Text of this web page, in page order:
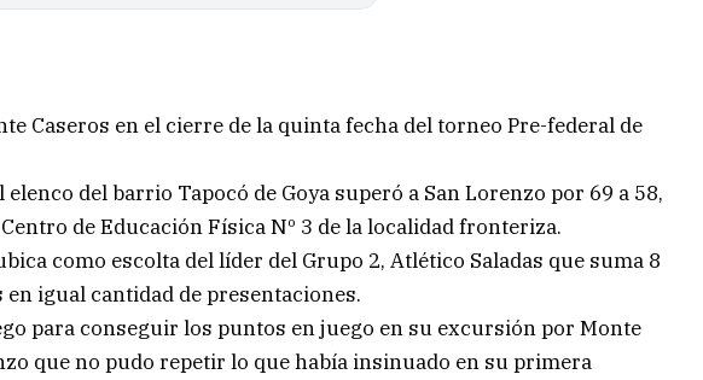
Caseros en el cierre de la quinta fecha del torneo Pre-federal de
del barrio Tapocó de Goya superó a San Lorenzo por 69 a 58,
de Educación Física Nº 3 de la localidad fronteriza.
como escolta del líder del Grupo 2, Atlético Saladas que suma 8
igual cantidad de presentaciones.
para conseguir los puntos en juego en su excursión por Monte
que no pudo repetir lo que había insinuado en su primera